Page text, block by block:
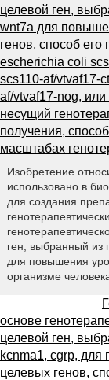
целевой ген,
wnt7a для
генов, способ
escherichia coli
scs110-af/vtvaf17-
af/vtvaf17-nog,
несущий
получения,
масштабах
Изобретение
использовано в
для создания
ген, выбранный из
для повышения
организме
основе
целевой ген,
kcnma1, cgrp, для
целевых генов,